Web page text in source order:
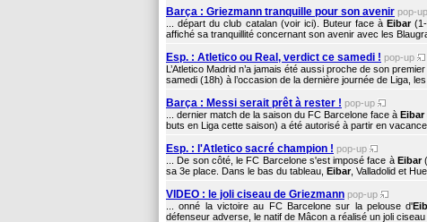
Barça : Griezmann tranquille pour son avenir pop-up
... départ du club catalan (voir ici). Buteur face àEibar(1-
affiché sa tranquillité concernant son avenir avec les
Esp. : Atletico ou Real, verdict ce samedi ! pop-up
L’Atletico Madrid n’a jamais été aussi proche de son
samedi (18h) à l’occasion de la dernière journée de Liga,
Barça : Messi serait prêt à rester ! pop-up
... dernier match de la saison du FC Barcelone face à Eibar
buts en Liga cette saison) a été autorisé à partir en
Esp. : l'Atletico sacré champion ! pop-up
... De son côté, le FC Barcelone s'est imposé face à Eibar
sa 3e place. Dans le bas du tableau, Eibar, Valladolid et
VIDEO : le joli ciseau de Griezmann pop-up
... onné la victoire au FC Barcelone sur la pelouse d'
défenseur adverse, le natif de Mâcon a réalisé un joli